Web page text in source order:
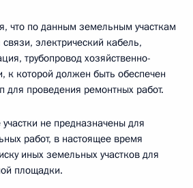
что по данным земельным участкам
электрический кабель,
трубопровод хозяйственно-
к которой должен быть обеспечен
для проведения ремонтных работ.
не предназначены для
работ, в настоящее время
иных земельных участков для
площадки.